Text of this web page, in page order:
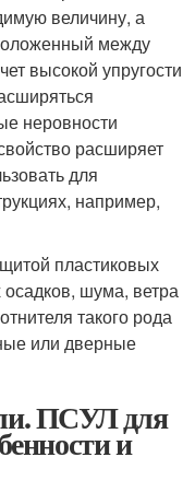
величину, а
между
высокой упругости
неровности
расширяет
для
например,
пластиковых
шума, ветра
такого рода
или дверные
ПСУЛ для
и